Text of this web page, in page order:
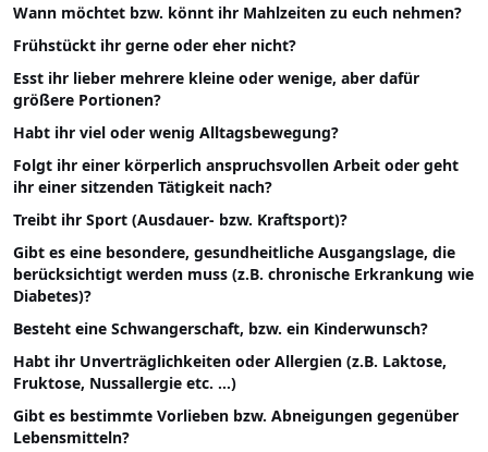
Wann möchtet bzw. könnt ihr Mahlzeiten zu euch nehmen?
Frühstückt ihr gerne oder eher nicht?
Esst ihr lieber mehrere kleine oder wenige, aber dafür
größere Portionen?
Habt ihr viel oder wenig Alltagsbewegung?
Folgt ihr einer körperlich anspruchsvollen Arbeit oder geht
ihr einer sitzenden Tätigkeit nach?
Treibt ihr Sport (Ausdauer- bzw. Kraftsport)?
Gibt es eine besondere, gesundheitliche Ausgangslage, die
berücksichtigt werden muss (z.B. chronische Erkrankung wie
Diabetes)?
Besteht eine Schwangerschaft, bzw. ein Kinderwunsch?
Habt ihr Unverträglichkeiten oder Allergien (z.B. Laktose,
Fruktose, Nussallergie etc. …)
Gibt es bestimmte Vorlieben bzw. Abneigungen gegenüber
Lebensmitteln?